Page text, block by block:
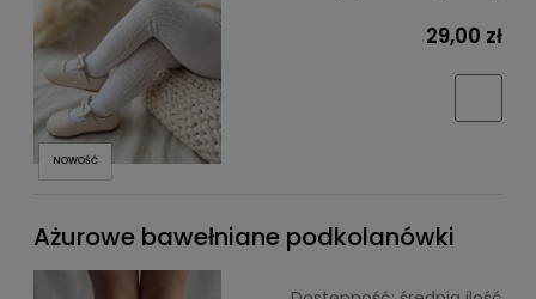
29,00 zł
NOWOŚĆ
Ażurowe bawełniane podkolanówki